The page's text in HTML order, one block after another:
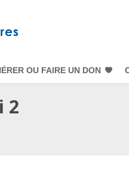
OU FAIRE UN DON
2